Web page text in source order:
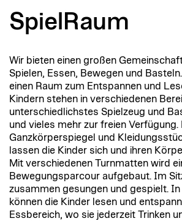
SpielRaum
Wir bieten einen großen
Spielen, Essen, Bewegen und
einen Raum zum Entspannen und
Kindern stehen in verschiedenen
unterschiedlichstes Spielzeug und
und vieles mehr zur freien Verfügung.
Ganzkörperspiegel und
lassen die Kinder sich und ihren
Mit verschiedenen Turnmatten wird
Bewegungsparcour aufgebaut. Im
zusammen gesungen und gespielt.
können die Kinder lesen und
Essbereich, wo sie jederzeit Trinken